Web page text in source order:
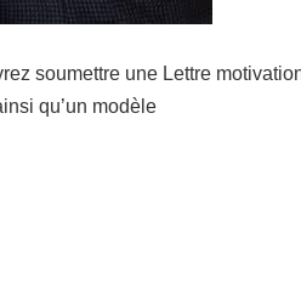
soumettre une Lettre
qu’un modèle